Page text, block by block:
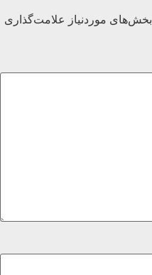
بخش‌های موردنیاز علامت‌گذاری